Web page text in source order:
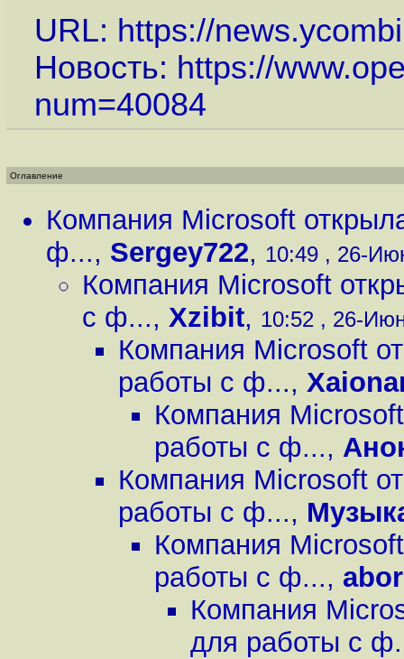
URL: https://
Новость: https://
num=40084
Оглавление
Компания Microsoft
ф..., Sergey722, 10:49 , 26-
Компания Microsoft
с ф..., Xzibit, 10:52 , 26-
Компания Microsoft
работы с ф...,
Компания
работы с ф...,
Компания Microsoft
работы с ф...,
Компания
работы с ф...,
Компания
для работы с